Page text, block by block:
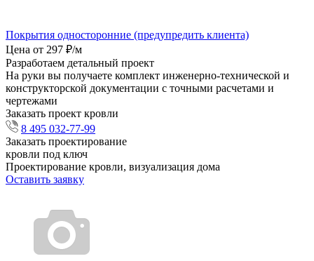
Покрытия односторонние (предупредить клиента)
Цена от 297 ₽/м
Разработаем детальный проект
На руки вы получаете комплект инженерно-технической и
конструкторской документации с точными расчетами и
чертежами
Заказать проект кровли
8 495 032-77-99
Заказать проектирование
кровли под ключ
Проектирование кровли, визуализация дома
Оставить заявку